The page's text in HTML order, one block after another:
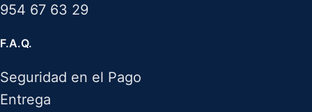
954 67 63 29
F.A.Q.
Seguridad en el Pago
Entrega